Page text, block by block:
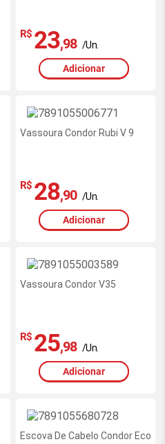
R$ 23,98 /Un.
Adicionar
Vassoura Condor Rubi V 9
R$ 28,90 /Un.
Adicionar
Vassoura Condor V35
R$ 25,98 /Un.
Adicionar
Escova De Cabelo Condor Eco